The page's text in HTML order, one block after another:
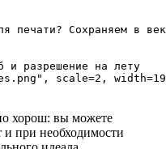
печати? Сохраняем в
и разрешение на лету
хорош: вы можете
и при необходимости